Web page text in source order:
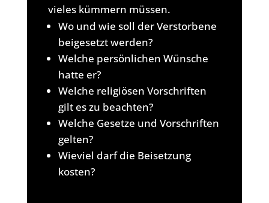
vieles kümmern müssen.
Wo und wie soll der Verstorbene
beigesetzt werden?
Welche persönlichen Wünsche
hatte er?
Welche religiösen Vorschriften
gilt es zu beachten?
Welche Gesetze und Vorschriften
gelten?
Wieviel darf die Beisetzung
kosten?